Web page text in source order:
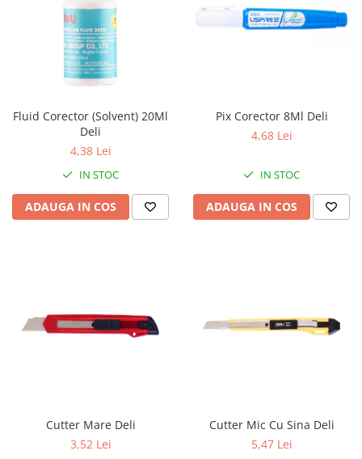
Fluid Corector (Solvent) 20Ml
Deli
4,38 Lei
IN STOC
ADAUGA IN COS
Pix Corector 8Ml Deli
4,68 Lei
IN STOC
ADAUGA IN COS
Cutter Mare Deli
3,52 Lei
Cutter Mic Cu Sina Deli
5,47 Lei